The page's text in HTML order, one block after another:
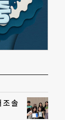
조 솔